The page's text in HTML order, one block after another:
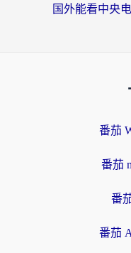
番茄
番茄
番
番茄